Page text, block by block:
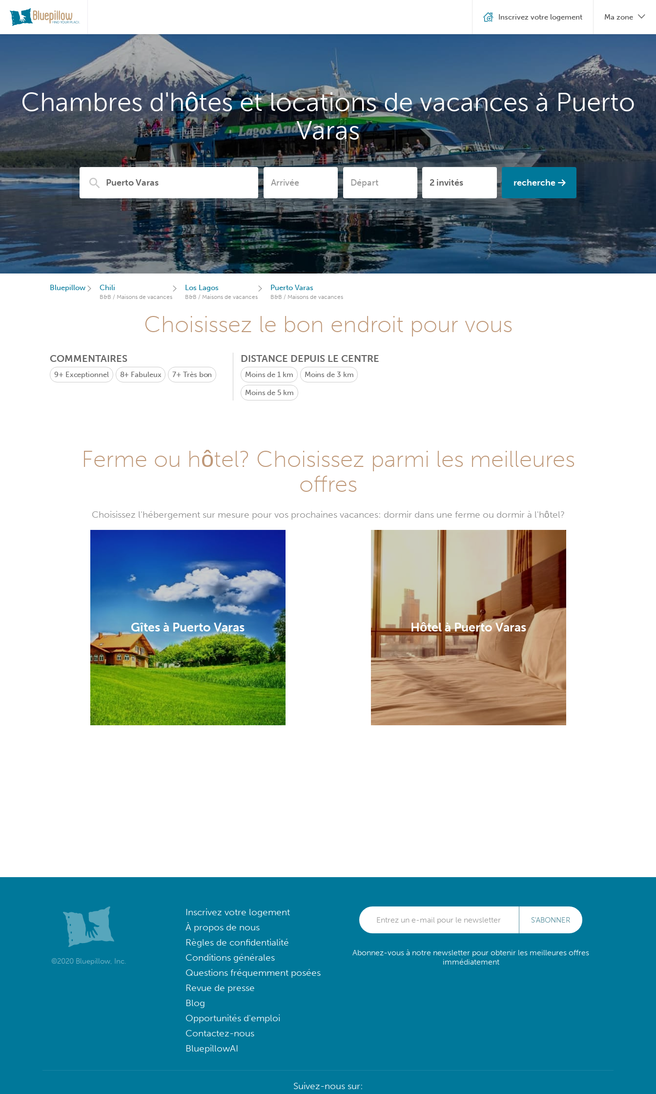
Chambres d'hôtes et locations de vacances à Puerto
Varas
recherche
Inscrivez votre logement Ma zone
Bluepillow Chili
B&B / Maisons de vacances
Los Lagos
B&B / Maisons de vacances
Puerto Varas
B&B / Maisons de vacances
Choisissez le bon endroit pour vous
COMMENTAIRES
9+ Exceptionnel 8+ Fabuleux 7+Très bon
DISTANCE DEPUIS LE CENTRE
Moins de 1 km Moins de 3 km
Moins de 5 km
Ferme ou hôtel? Choisissez parmi les meilleures
offres
Choisissez l'hébergement sur mesure pour vos prochaines vacances: dormir dans une ferme ou dormir à l'hôtel?
Gîtes à Puerto Varas Hôtel à Puerto Varas
©2020 Bluepillow, Inc.
Inscrivez votre logement
À propos de nous
Règles de confidentialité
Conditions générales
Questions fréquemment posées
Revue de presse
Blog
Opportunités d'emploi
Contactez-nous
BluepillowAI
S'ABONNER
Abonnez-vous à notre newsletter pour obtenir les meilleures offres
immédiatement
Suivez-nous sur: